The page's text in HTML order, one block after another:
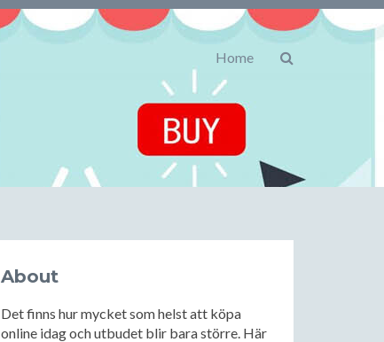
Home
About
Det finns hur mycket som helst att köpa
online idag och utbudet blir bara större. Här